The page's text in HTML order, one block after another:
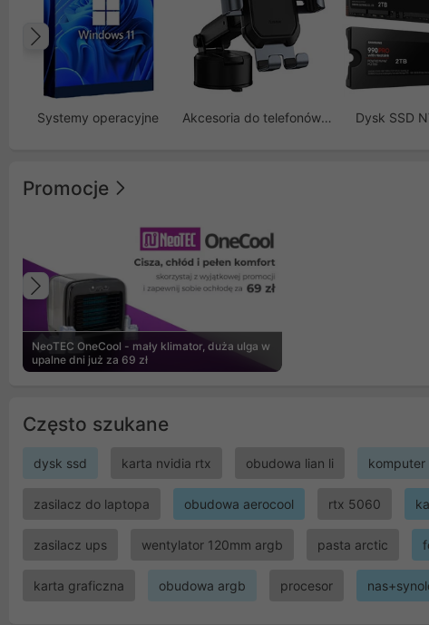
Systemy operacyjne Akcesoria do telefonów GSM Dysk SSD
Poprzedni
Promocje
NeoTEC OneCool - mały klimator, duża ulga w
upalne dni już za 69 zł
Poprzedni
Często szukane
dysk ssd karta nvidia rtx obudowa lian li komputer
zasilacz do laptopa obudowa aerocool rtx 5060
zasilacz ups wentylator 120mm argb pasta arctic
karta graficzna obudowa argb procesor